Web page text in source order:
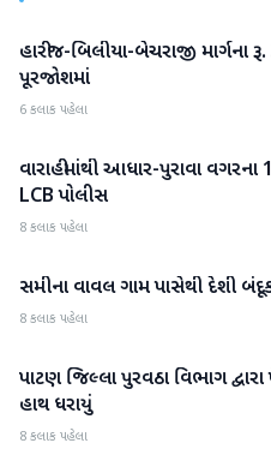
પાટણ
હારીજ-બિલીયા-બેચરાજી માર્ગના
પૂરજોશમાં
6 કલાક પહેલા
પાટણ
વારાહીમાંથી આધાર-પુરાવા
LCB પોલીસ
8 કલાક પહેલા
પાટણ
સમીના વાવલ ગામ પાસેથી દેશી
8 કલાક પહેલા
પાટણ
પાટણ જિલ્લા પુરવઠા વિભાગ
હાથ ધરાયું
8 કલાક પહેલા